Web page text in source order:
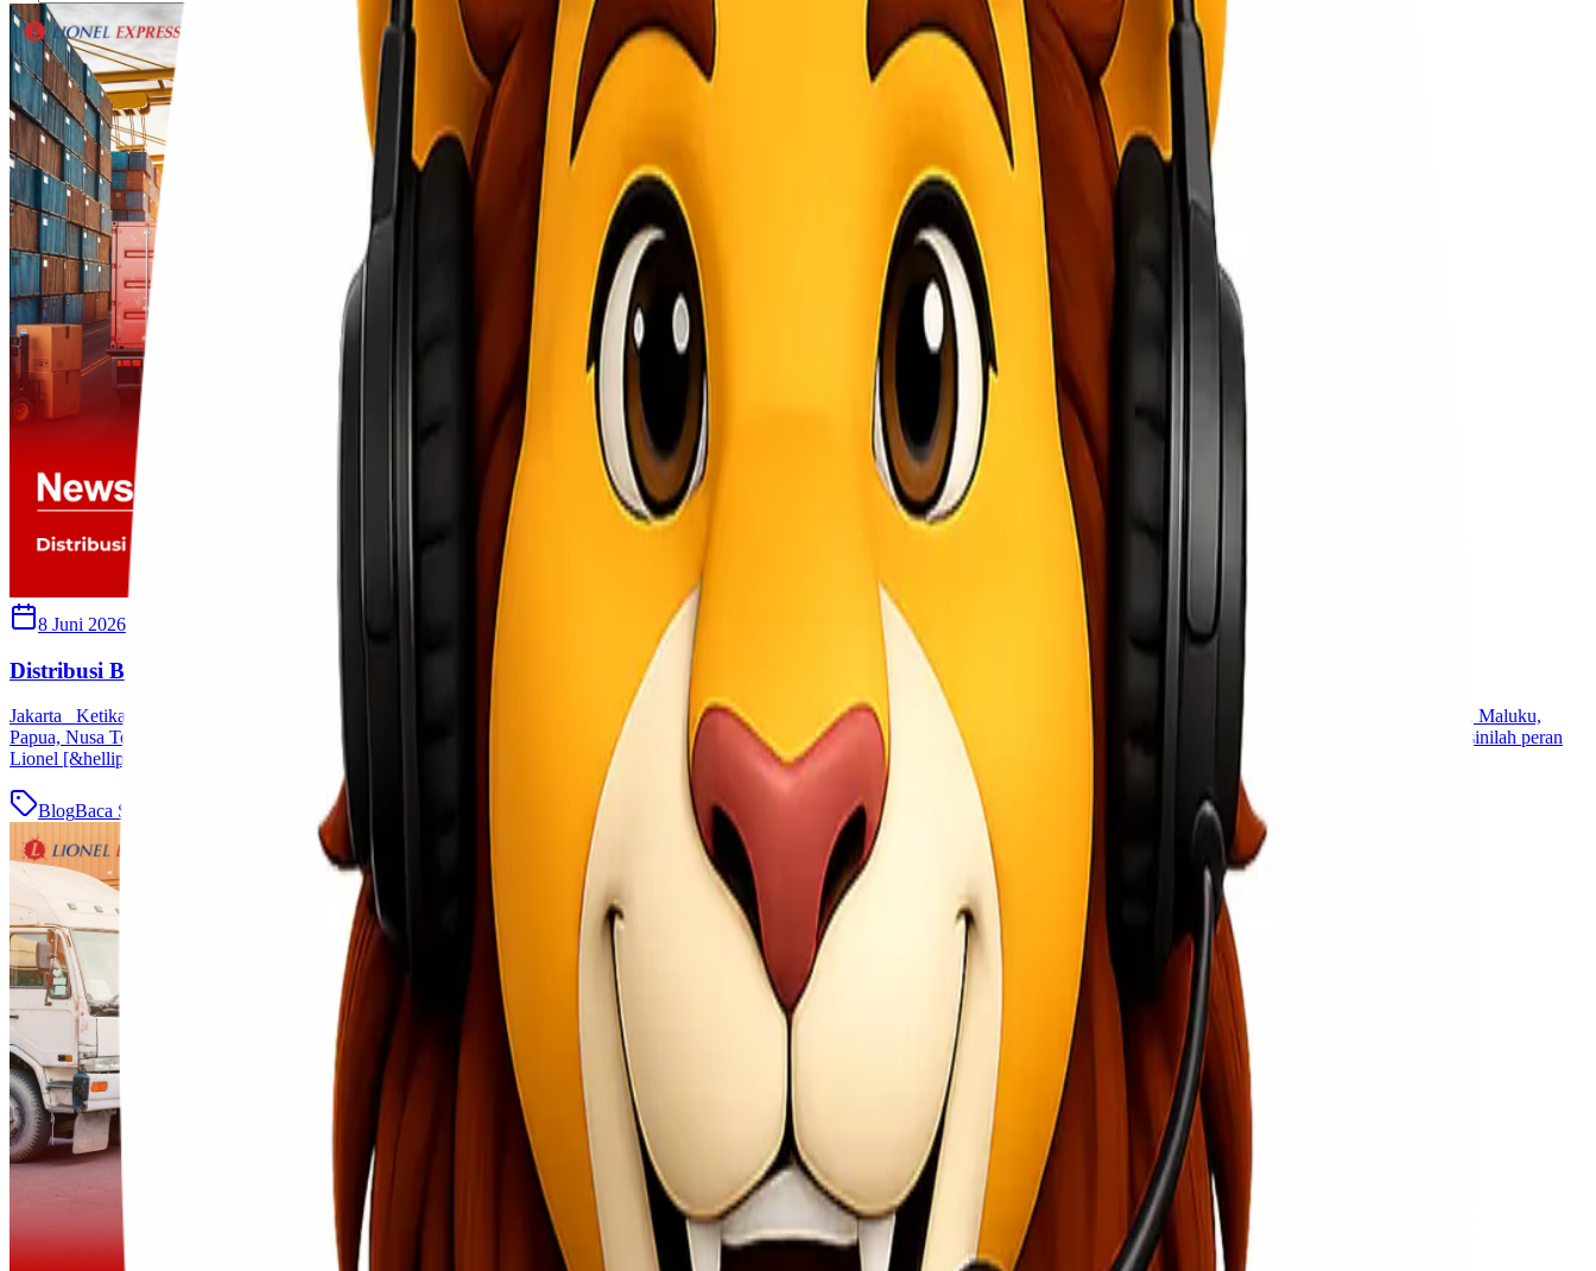
8 Juni 2026
Distribusi B2B Bukan Sekadar Pengiriman
Jakarta Ketika berbicara tentang logistik ke Indonesia Timur, tantangannya bukan hanya mengirim barang dari satu kota ke kota lain. Bagi perusahaan B2B, distribusi ke wilayah seperti Sulawesi, Maluku,
Papua, Nusa Tenggara, hingga area proyek terpencil membutuhkan perencanaan supply chain yang matang, koordinasi multimoda, serta kemampuan mengelola risiko operasional di lapangan. Di sinilah peran
Lionel [&hellip;]
BlogBaca Selengkapnya